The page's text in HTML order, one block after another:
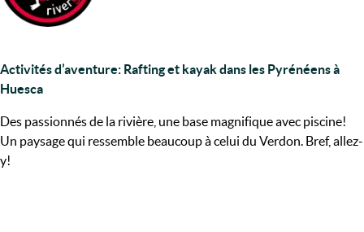
Activités d’aventure: Rafting et kayak dans les Pyrénéens à
Huesca
Des passionnés de la rivière, une base magnifique avec piscine!
Un paysage qui ressemble beaucoup à celui du Verdon. Bref, allez-
y!